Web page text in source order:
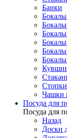
Банки
Бокалы
Чашки
Посуда для
Посуда для
Назад
Доски